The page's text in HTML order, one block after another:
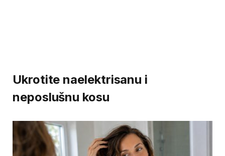
Ukrotite naelektrisanu i
neposlušnu kosu